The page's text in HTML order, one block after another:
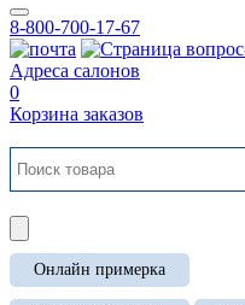
8-800-700-17-67
Адреса салонов
0
Корзина заказов
Онлайн примерка